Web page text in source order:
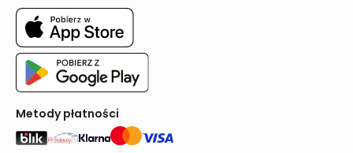
Metody płatności